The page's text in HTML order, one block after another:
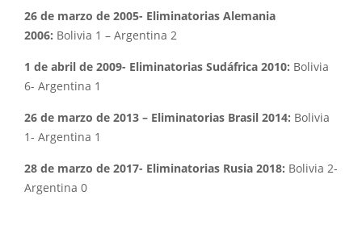
26 de marzo de 2005- Eliminatorias Alemania
2006: Bolivia 1 – Argentina 2
1 de abril de 2009- Eliminatorias Sudáfrica 2010: Bolivia
6- Argentina 1
26 de marzo de 2013 – Eliminatorias Brasil 2014: Bolivia
1- Argentina 1
28 de marzo de 2017- Eliminatorias Rusia 2018: Bolivia 2-
Argentina 0